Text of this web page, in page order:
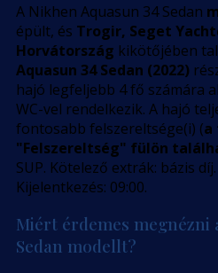
A Nikhen Aquasun 34 Sedan
épült, és Trogir, Seget
Horvátország kikötőjében
Aquasun 34 Sedan (2022)
hajó legfeljebb 4 fő számára
WC-vel rendelkezik. A hajó
fontosabb felszereltsége(i) (a
"Felszereltség" fülön
SUP. Kötelező extrák: bázis
Kijelentkezés: 09:00.
Miért érdemes megnézni
Sedan modellt?